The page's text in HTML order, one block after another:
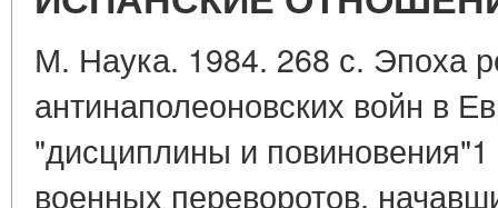
М. Наука. 1984. 268 с. Эпоха
антинаполеоновских войн в
"дисциплины и
военных переворотов,